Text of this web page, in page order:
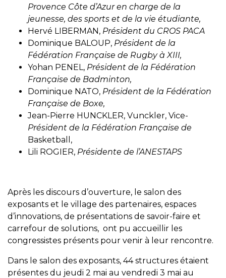
Provence Côte d’Azur en charge de la
jeunesse, des sports et de la vie étudiante,
Hervé LIBERMAN, Président du CROS PACA
Dominique BALOUP, Président de la
Fédération Française de Rugby à XIII,
Yohan PENEL, Président de la Fédération
Française de Badminton,
Dominique NATO, Président de la Fédération
Française de Boxe,
Jean-Pierre HUNCKLER, Vunckler, Vice-
Président de la Fédération Française de
Basketball,
Lili ROGIER, Présidente de l’ANESTAPS
Après les discours d’ouverture, le salon des
exposants et le village des partenaires, espaces
d’innovations, de présentations de savoir-faire et
carrefour de solutions, ont pu accueillir les
congressistes présents pour venir à leur rencontre.
Dans le salon des exposants, 44 structures étaient
présentes du jeudi 2 mai au vendredi 3 mai au